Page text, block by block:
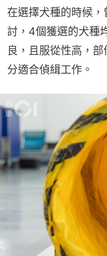
在選擇犬種的時候
討，4個獲選的犬種
良，且服從性高，
分適合偵緝工作。